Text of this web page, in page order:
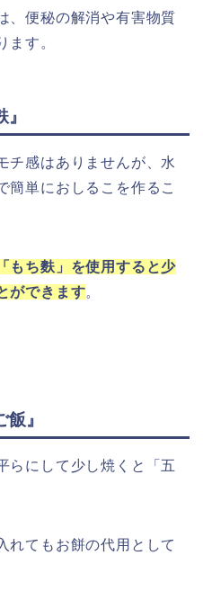
、便秘の解消や有害物質
ます。
チ感はありませんが、水
簡単におしるこを作るこ
もち麩」を使用すると少
ができます。
』
らにして少し焼くと「五
れてもお餅の代用として